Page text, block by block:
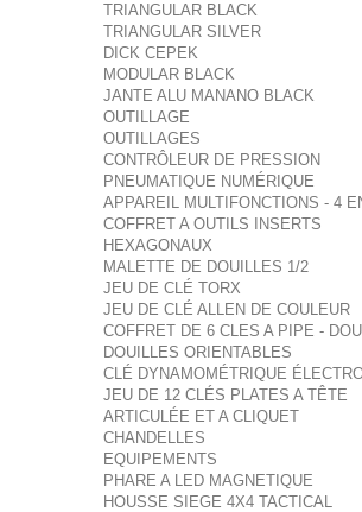
TRIANGULAR BLACK
TRIANGULAR SILVER
DICK CEPEK
MODULAR BLACK
JANTE ALU MANANO BLACK
OUTILLAGE
OUTILLAGES
CONTRÔLEUR DE PRESSION
PNEUMATIQUE NUMÉRIQUE
APPAREIL MULTIFONCTIONS - 4
COFFRET A OUTILS INSERTS
HEXAGONAUX
MALETTE DE DOUILLES 1/2
JEU DE CLÉ TORX
JEU DE CLÉ ALLEN DE COULEUR
COFFRET DE 6 CLES A PIPE -
DOUILLES ORIENTABLES
CLÉ DYNAMOMÉTRIQUE
JEU DE 12 CLÉS PLATES A TÊTE
ARTICULÉE ET A CLIQUET
CHANDELLES
EQUIPEMENTS
PHARE A LED MAGNETIQUE
HOUSSE SIEGE 4X4 TACTICAL